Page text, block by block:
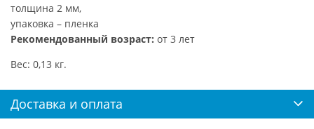
толщина 2 мм,
упаковка – пленка
Рекомендованный возраст: от 3 лет
Вес: 0,13 кг.
Доставка и оплата